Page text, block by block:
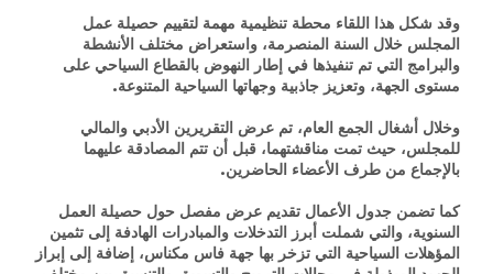
وقد شكل هذا اللقاء محطة تنظيمية مهمة لتقييم حصيلة عمل
المجلس خلال السنة المنصرمة، واستعراض مختلف الأنشطة
والبرامج التي تم تنفيذها في إطار النهوض بالقطاع السياحي على
مستوى الجهة، وتعزيز جاذبية وجهاتها السياحية المتنوعة.
وخلال أشغال الجمع العام، تم عرض التقريرين الأدبي والمالي
للمجلس، حيث تمت مناقشتهما، قبل أن تتم المصادقة عليهما
بالإجماع من طرف الأعضاء الحاضرين.
كما تضمن جدول الأعمال تقديم عرض مفصل حول حصيلة العمل
السنوية، والتي شملت أبرز التدخلات والمبادرات الهادفة إلى تثمين
المؤهلات السياحية التي تزخر بها جهة فاس مكناس، إضافة إلى إبراز